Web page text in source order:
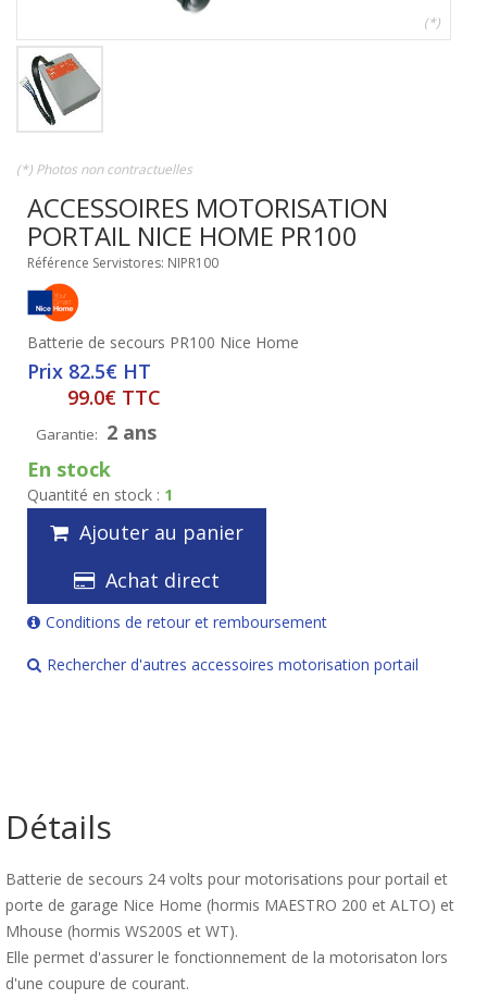
(*)
(*) Photos non contractuelles
ACCESSOIRES MOTORISATION
PORTAIL NICE HOME PR100
Référence Servistores: NIPR100
Batterie de secours PR100 Nice Home
Prix 82.5€ HT
99.0€ TTC
Garantie: 2 ans
En stock
Quantité en stock : 1
Ajouter au panier
Achat direct
Conditions de retour et remboursement
Rechercher d'autres accessoires motorisation portail
Détails
Batterie de secours 24 volts pour motorisations pour portail et
porte de garage Nice Home (hormis MAESTRO 200 et ALTO) et
Mhouse (hormis WS200S et WT).
Elle permet d'assurer le fonctionnement de la motorisaton lors
d'une coupure de courant.